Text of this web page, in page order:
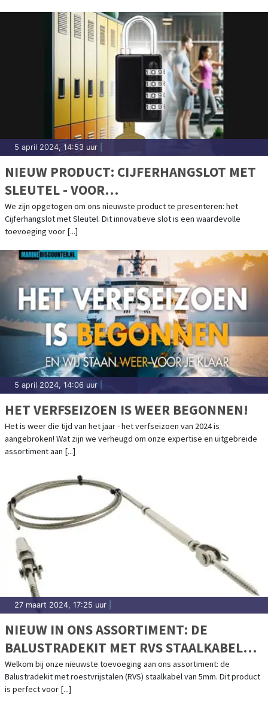
5 april 2024, 14:53 uur
NIEUW PRODUCT: CIJFERHANGSLOT MET
SLEUTEL - VOOR
WATERSPORTLIEFHEBBERS
We zijn opgetogen om ons nieuwste product te presenteren: het
Cijferhangslot met Sleutel. Dit innovatieve slot is een waardevolle
toevoeging voor [...]
5 april 2024, 14:06 uur
HET VERFSEIZOEN IS WEER BEGONNEN!
Het is weer die tijd van het jaar - het verfseizoen van 2024 is
aangebroken! Wat zijn we verheugd om onze expertise en uitgebreide
assortiment aan [...]
27 maart 2024, 17:25 uur
NIEUW IN ONS ASSORTIMENT: DE
BALUSTRADEKIT MET RVS STAALKABEL
VAN 5MM
Welkom bij onze nieuwste toevoeging aan ons assortiment: de
Balustradekit met roestvrijstalen (RVS) staalkabel van 5mm. Dit product
is perfect voor [...]